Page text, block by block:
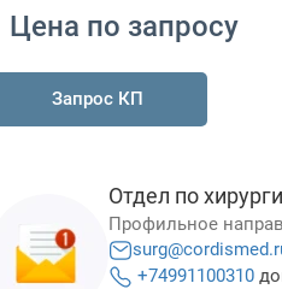
Цена по запросу
Запрос КП
Отдел по
Профильное
+74991100310